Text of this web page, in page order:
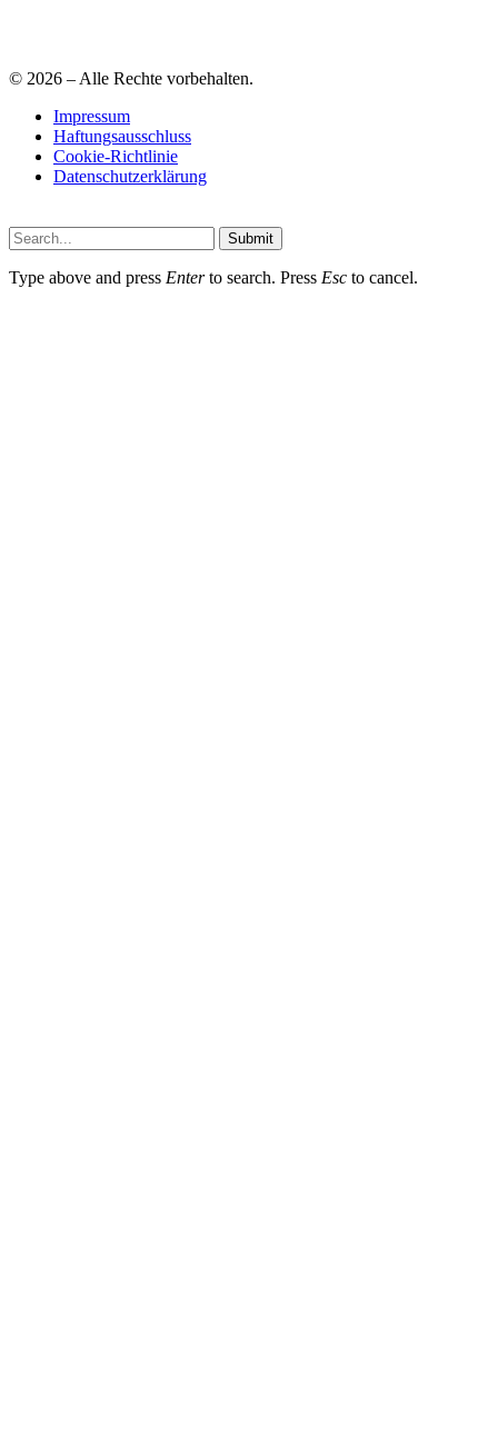
© 2026 – Alle Rechte vorbehalten.
Impressum
Haftungsausschluss
Cookie-Richtlinie
Datenschutzerklärung
Submit
Type above and press Enterto search. Press Esc to cancel.